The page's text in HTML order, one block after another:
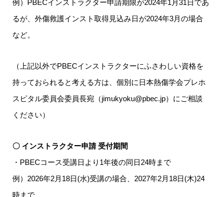
例）PBECインストラクター申請期限が2024年1月31日であ
るが、外傷救護インスト取得見込み日が2024年3月の場合
など。
（上記以外でPBECインストラクターにふさわしい資格を
持っておられると考える方は、個別に日本熱傷学会プレホ
スピタル委員会委員長宛（jimukyoku@pbec.jp）にご相談
ください）
〇 インストラクター申請 受付期間
・PBECコース受講日より1年後の同日24時まで
例）2026年2月18日(水)受講の場合、2027年2月18日(木)24
時まで